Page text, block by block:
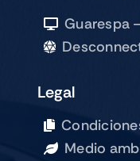
Guarespa
Legal
Medio